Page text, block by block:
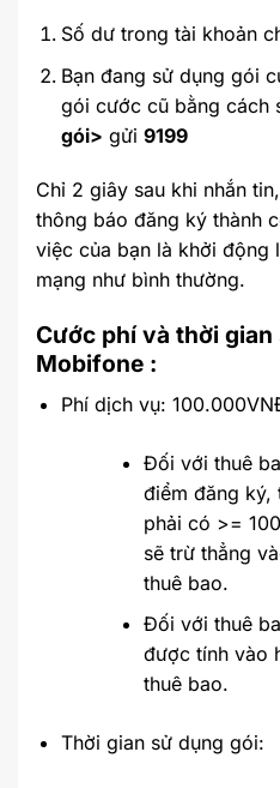
Số dư trong tài khoản
Bạn đang sử dụng gói
gói cước cũ bằng cách
gói> gửi 9199
Chỉ 2 giây sau khi nhắn
thông báo đăng ký thành
việc của bạn là khởi động
mạng như bình thường.
Cước phí và thời
Mobifone :
Phí dịch vụ:
Đối với thuê
điểm đăng ký,
phải có >=
sẽ trừ thẳng
thuê bao.
Đối với thuê
được tính vào
thuê bao.
Thời gian sử dụng gói: